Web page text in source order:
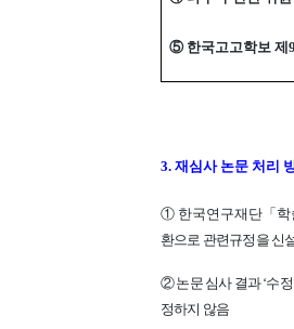
⑤ 한국고고학보 제
3. 재심사 논문 처리
① 한국연구재단 「
환으로 관련규정을 신
②논문 심사 결과‘수
정하지 않음